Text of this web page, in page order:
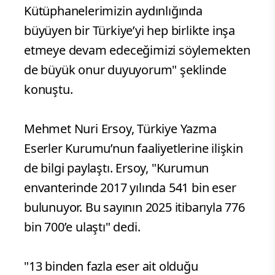
Kütüphanelerimizin aydınlığında
büyüyen bir Türkiye’yi hep birlikte inşa
etmeye devam edeceğimizi söylemekten
de büyük onur duyuyorum" şeklinde
konuştu.
Mehmet Nuri Ersoy, Türkiye Yazma
Eserler Kurumu’nun faaliyetlerine ilişkin
de bilgi paylaştı. Ersoy, "Kurumun
envanterinde 2017 yılında 541 bin eser
bulunuyor. Bu sayının 2025 itibarıyla 776
bin 700’e ulaştı" dedi.
"13 binden fazla eser ait olduğu